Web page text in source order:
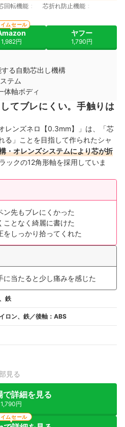
回転機能
芯折れ防止機能
1,982円
ムセール
ヤフー
1,790円
る自動芯出し機構
テム
体軸ボディ
てブレにくい。手触りは
レンズネロ【0.3mm】」は、「芯
る」ことを目指して作られたシャ
・オレンズシステムにより芯が折
ックの12角形軸を採用していま
ン先もブレにくかった
ことなく綺麗に書けた
をしっかり拾ってくれた
当たると少し痛みを感じた
鉄
ロン、鉄／後軸：ABS
見る
で詳細を見る
1,790円
ムセール